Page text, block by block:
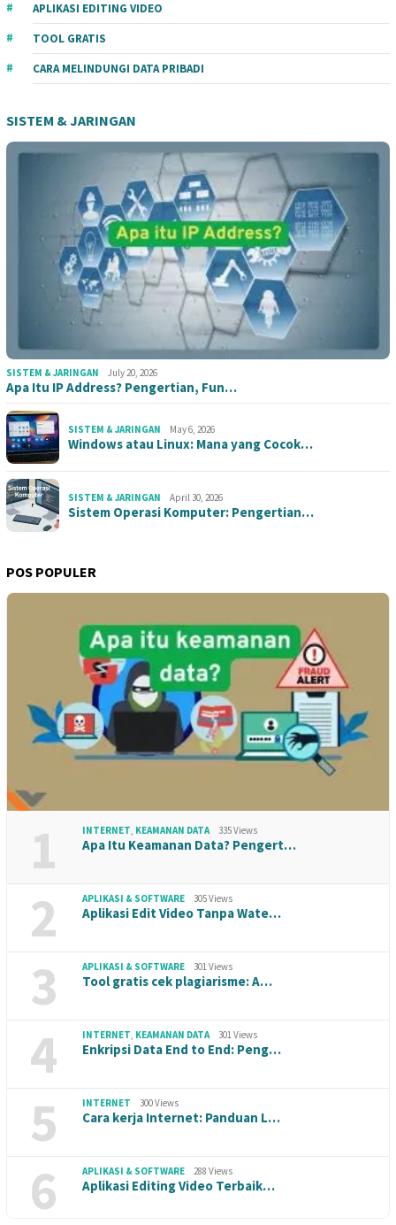
APLIKASI EDITING VIDEO
TOOL GRATIS
CARA MELINDUNGI DATA PRIBADI
SISTEM & JARINGAN
SISTEM & JARINGAN July 20, 2026
Apa Itu IP Address? Pengertian, Fun…
SISTEM & JARINGAN May 6, 2026
Windows atau Linux: Mana yang Cocok…
SISTEM & JARINGAN April 30, 2026
Sistem Operasi Komputer: Pengertian…
POS POPULER
1 INTERNET, KEAMANAN DATA 335 Views
Apa Itu Keamanan Data? Pengert…
2 APLIKASI & SOFTWARE 305 Views
Aplikasi Edit Video Tanpa Wate…
3 APLIKASI & SOFTWARE 301 Views
Tool gratis cek plagiarisme: A…
4 INTERNET, KEAMANAN DATA 301 Views
Enkripsi Data End to End: Peng…
5 INTERNET 300 Views
Cara kerja Internet: Panduan L…
6 APLIKASI & SOFTWARE 288 Views
Aplikasi Editing Video Terbaik…